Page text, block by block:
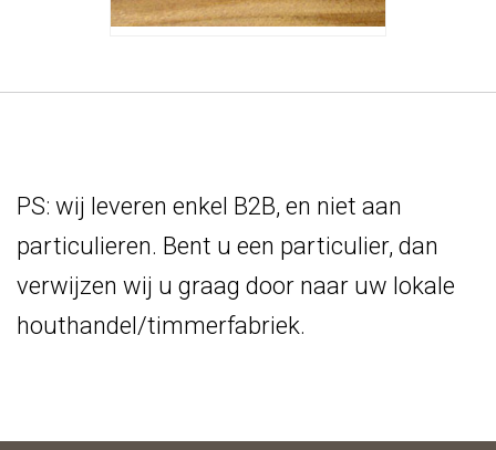
PS: wij leveren enkel B2B, en niet aan
particulieren. Bent u een particulier, dan
verwijzen wij u graag door naar uw lokale
houthandel/timmerfabriek.